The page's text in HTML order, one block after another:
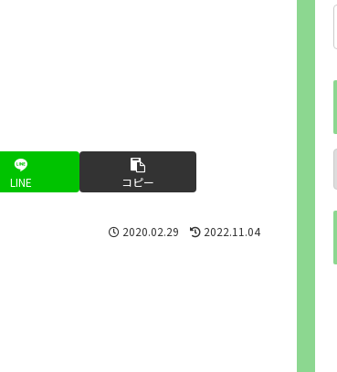
LINE コピー
2020.02.29 2022.11.04